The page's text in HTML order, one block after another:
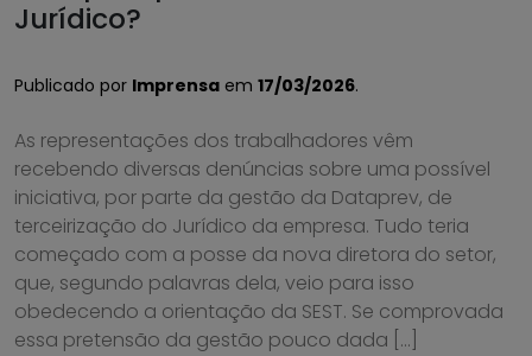
Jurídico?
Publicado por Imprensa em 17/03/2026.
As representações dos trabalhadores vêm
recebendo diversas denúncias sobre uma possível
iniciativa, por parte da gestão da Dataprev, de
terceirização do Jurídico da empresa. Tudo teria
começado com a posse da nova diretora do setor,
que, segundo palavras dela, veio para isso
obedecendo a orientação da SEST. Se comprovada
essa pretensão da gestão pouco dada […]